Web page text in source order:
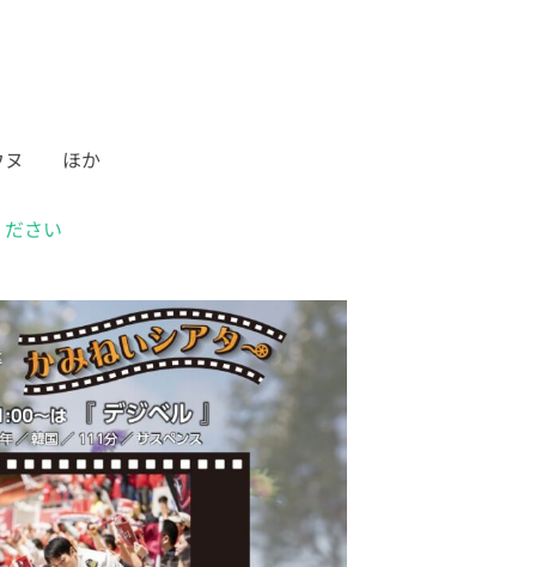
ウヌ ほか
さい